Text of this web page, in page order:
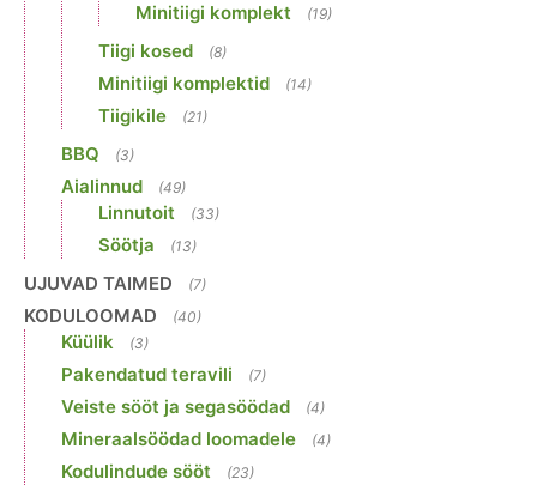
Minitiigi komplekt (19)
Tiigi kosed (8)
Minitiigi komplektid (14)
Tiigikile (21)
BBQ (3)
Aialinnud (49)
Linnutoit (33)
Söötja (13)
UJUVAD TAIMED (7)
KODULOOMAD (40)
Küülik (3)
Pakendatud teravili (7)
Veiste sööt ja segasöödad (4)
Mineraalsöödad loomadele (4)
Kodulindude sööt (23)